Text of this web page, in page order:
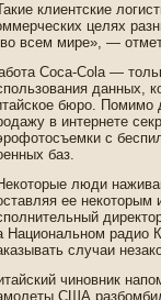
клиентские
целях
всем мире», —
Coca-Cola —
данных,
бюро. Помимо
в интернете
с
баз.
люди
ее
Национальном радио
случаи
чиновник
США